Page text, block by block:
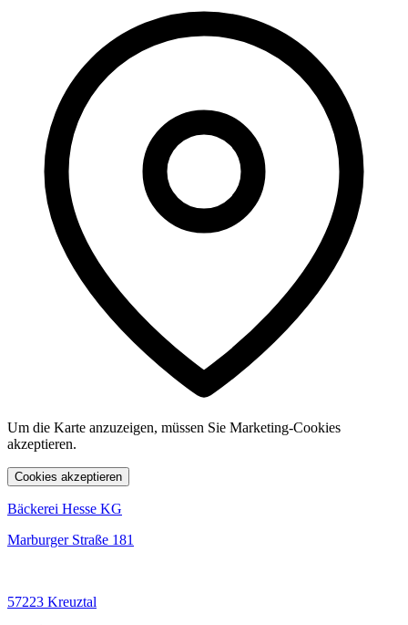
Um die Karte anzuzeigen, müssen Sie Marketing-Cookies
akzeptieren.
Cookies akzeptieren
Bäckerei Hesse KG
Marburger Straße 181
57223 Kreuztal